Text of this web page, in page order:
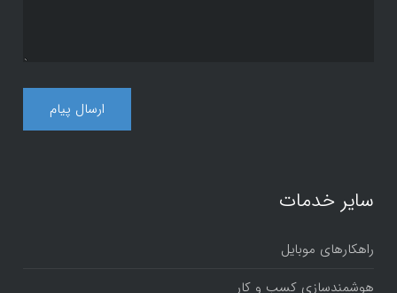
سایر خدمات
راهکارهای موبایل
هوشمندسازی کسب و کار